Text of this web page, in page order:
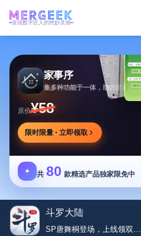
发现数字匠人的绝妙灵感
家事序
集多种功能于一体，助力家庭生活有序协作
原价¥58
限时限量 · 立即领取
✦ 共 80 款精选产品独家限免中
斗罗大陆
SP唐舞桐登场，上线领双魂师本...